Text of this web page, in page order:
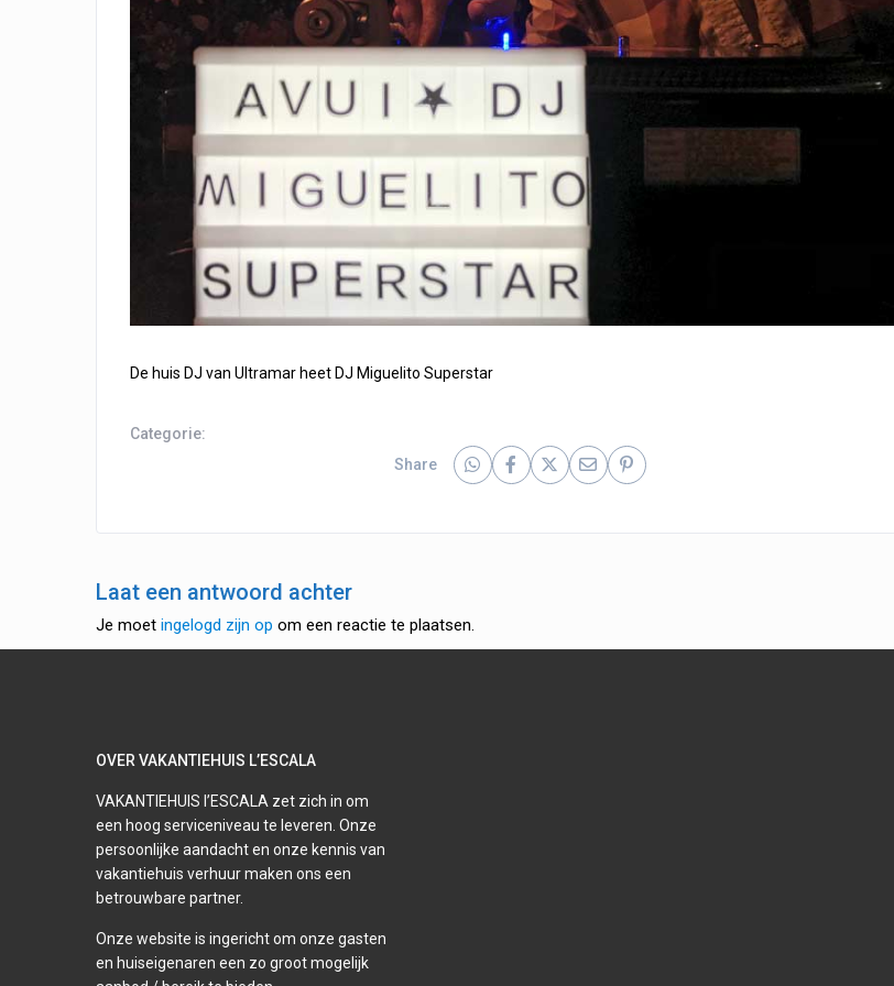
De huis DJ van Ultramar heet DJ Miguelito Superstar
Categorie:
Share
Laat een antwoord achter
Je moet ingelogd zijn op om een reactie te plaatsen.
OVER VAKANTIEHUIS L’ESCALA
VAKANTIEHUIS l’ESCALA zet zich in om
een hoog serviceniveau te leveren. Onze
persoonlijke aandacht en onze kennis van
vakantiehuis verhuur maken ons een
betrouwbare partner.
Onze website is ingericht om onze gasten
en huiseigenaren een zo groot mogelijk